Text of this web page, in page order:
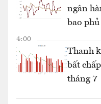
ngân
bao
4:00
Thanh
bất
tháng 7